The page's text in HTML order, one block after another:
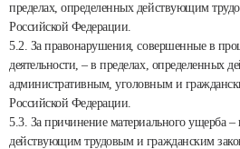
пределах, определенных действующим
Российской Федерации.
5.2. За правонарушения, совершенные в
деятельности, – в пределах, определенных
административным, уголовным и
Российской Федерации.
5.3. За причинение материального ущерба –
действующим трудовым и гражданским